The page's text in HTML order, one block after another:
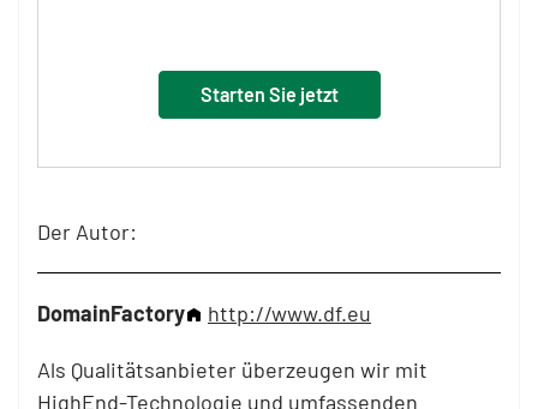
Starten Sie jetzt
Der Autor:
DomainFactory http://www.df.eu
Als Qualitätsanbieter überzeugen wir mit
HighEnd-Technologie und umfassenden